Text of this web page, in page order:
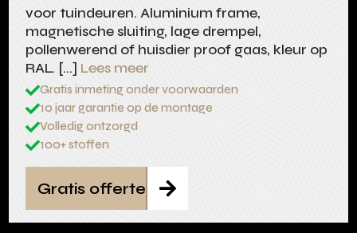
voor tuindeuren. Aluminium frame,
magnetische sluiting, lage drempel,
pollenwerend of huisdier proof gaas, kleur op
RAL. […] Lees meer
Gratis inmeting onder voorwaarden
10 jaar garantie op de montage
Volledig ontzorgd
100+ stoffen

Gratis offerte